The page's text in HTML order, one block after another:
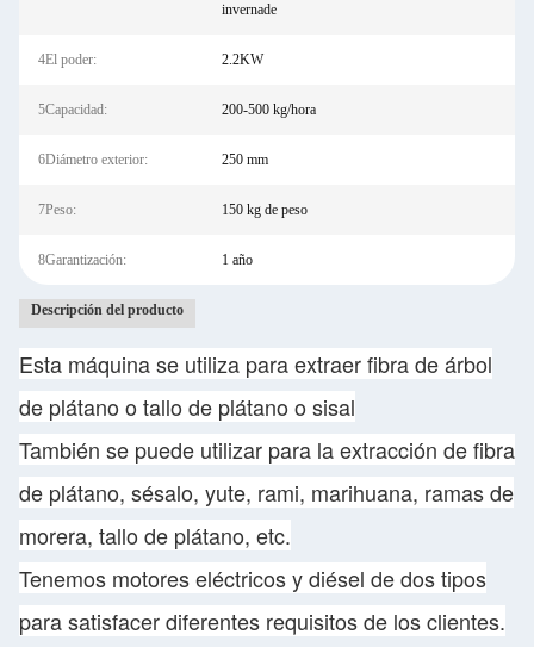
invernade
4El poder: 2.2KW
5Capacidad: 200-500 kg/hora
6Diámetro exterior: 250 mm
7Peso: 150 kg de peso
8Garantización: 1 año
Descripción del producto
Esta máquina se utiliza para extraer fibra de árbol
de plátano o tallo de plátano o sisal
También se puede utilizar para la extracción de fibra
de plátano, sésalo, yute, rami, marihuana, ramas de
morera, tallo de plátano, etc.
Tenemos motores eléctricos y diésel de dos tipos
para satisfacer diferentes requisitos de los clientes.